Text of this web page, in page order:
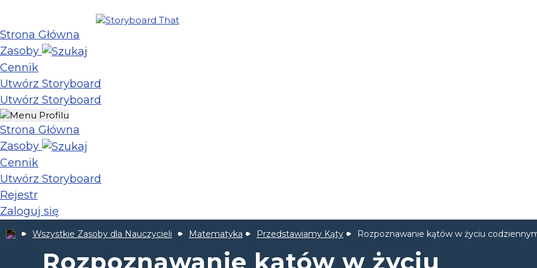
Strona Główna
Zasoby
Cennik
Utwórz Storyboard
Utwórz Storyboard
Strona Główna
Zasoby
Cennik
Utwórz Storyboard
Rejestr
Zaloguj się
Wszystkie Zasoby dla Nauczycieli Matematyka Przedstawiamy Kąty Rozpoznawanie kątów w życiu
Rozpoznawanie kątów w życiu